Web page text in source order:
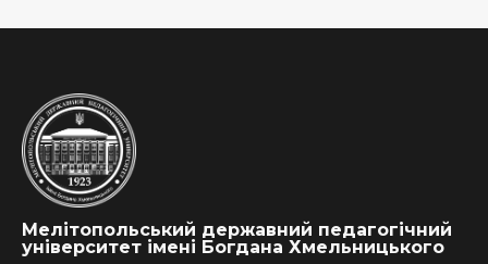
Мелітопольський державний педагогічний
університет імені Богдана Хмельницького